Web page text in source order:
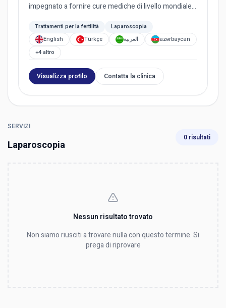
impegnato a fornire cure mediche di livello mondiale.
Trattamenti per la fertilità
Laparoscopia
English
Türkçe العربية
azərbaycan
+4 altro
Visualizza profilo Contatta la clinica
SERVIZI
Laparoscopia
0 risultati
Nessun risultato trovato
Non siamo riusciti a trovare nulla con questo termine. Si
prega di riprovare